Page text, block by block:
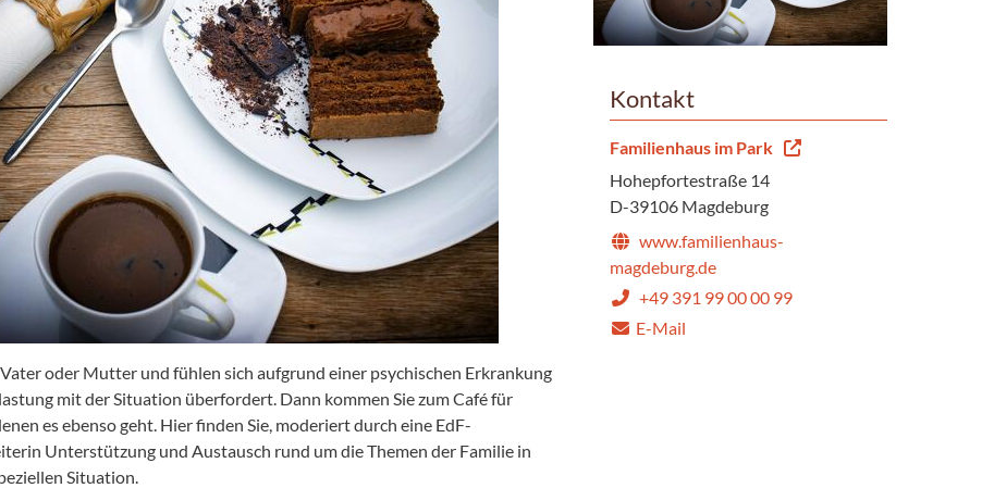
oder Mutter und fühlen sich aufgrund einer psychischen Erkrankung
mit der Situation überfordert. Dann kommen Sie zum Café für
es ebenso geht. Hier finden Sie, moderiert durch eine EdF-
Unterstützung und Austausch rund um die Themen der Familie in
Situation.
Kontakt
Familienhaus im Park
Hohepfortestraße 14
D-39106 Magdeburg
www.familienhaus-
magdeburg.de
+49 391 99 00 00 99
E-Mail